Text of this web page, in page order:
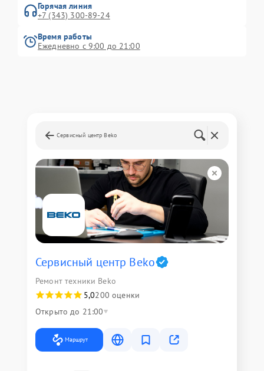
Горячая линия
+7 (343) 300-89-24
Время работы
Ежедневно с 9:00 до 21:00
Сервисный центр Beko
Сервисный центр Beko
Ремонт техники Beko
5,0200 оценки
Открыто до 21:00
Маршрут